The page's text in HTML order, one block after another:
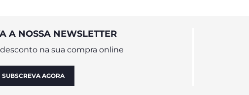
A NOSSA NEWSLETTER
na sua compra online
SUBSCREVA AGORA